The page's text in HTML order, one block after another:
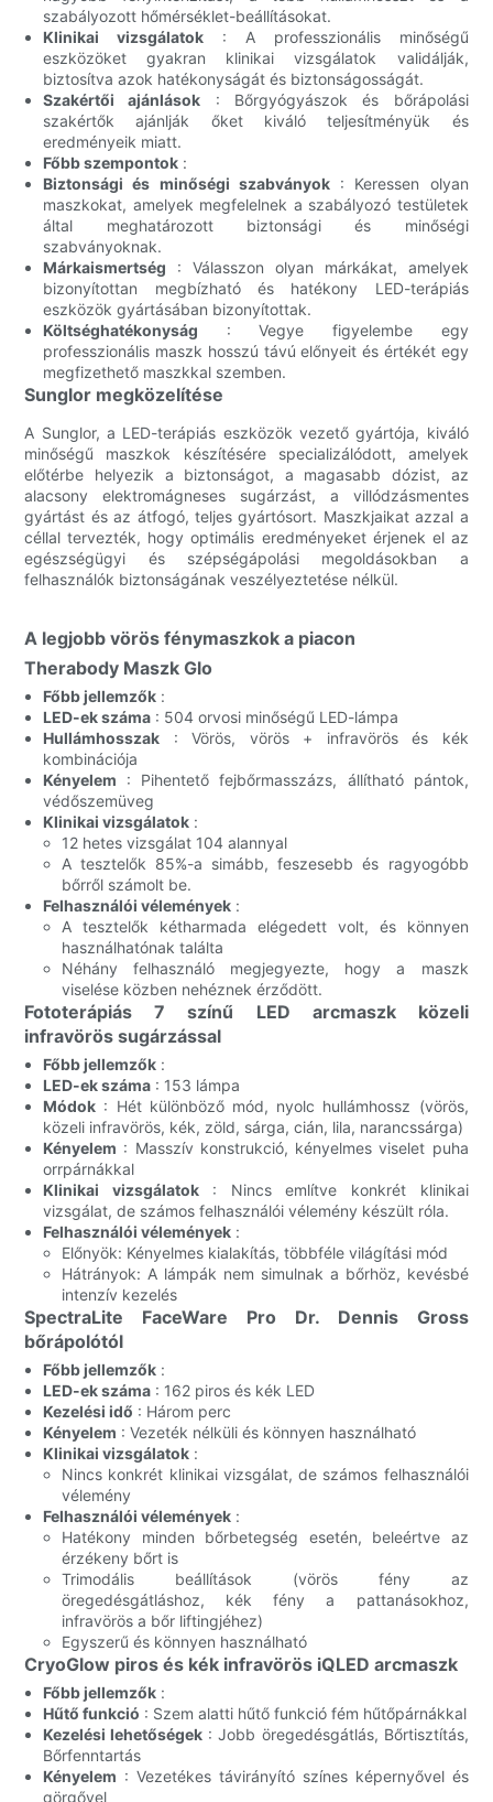
szabályozott hőmérséklet-beállításokat.
Klinikai vizsgálatok : A professzionális minőségű
eszközöket gyakran klinikai vizsgálatok validálják,
biztosítva azok hatékonyságát és biztonságosságát.
Szakértői ajánlások : Bőrgyógyászok és bőrápolási
szakértők ajánlják őket kiváló teljesítményük és
eredményeik miatt.
Főbb szempontok :
Biztonsági és minőségi szabványok: Keressen olyan
maszkokat, amelyek megfelelnek a szabályozó testületek
által meghatározott biztonsági és minőségi
szabványoknak.
Márkaismertség : Válasszon olyan márkákat, amelyek
bizonyítottan megbízható és hatékony LED-terápiás
eszközök gyártásában bizonyítottak.
Költséghatékonyság : Vegye figyelembe egy
professzionális maszk hosszú távú előnyeit és értékét egy
megfizethető maszkkal szemben.
Sunglor megközelítése
A Sunglor, a LED-terápiás eszközök vezető gyártója, kiváló
minőségű maszkok készítésére specializálódott, amelyek
előtérbe helyezik a biztonságot, a magasabb dózist, az
alacsony elektromágneses sugárzást, a villódzásmentes
gyártást és az átfogó, teljes gyártósort. Maszkjaikat azzal a
céllal tervezték, hogy optimális eredményeket érjenek el az
egészségügyi és szépségápolási megoldásokban a
felhasználók biztonságának veszélyeztetése nélkül.
A legjobb vörös fénymaszkok a piacon
Therabody Maszk Glo
Főbb jellemzők :
LED-ek száma : 504 orvosi minőségű LED-lámpa
Hullámhosszak : Vörös, vörös + infravörös és kék
kombinációja
Kényelem : Pihentető fejbőrmasszázs, állítható pántok,
védőszemüveg
Klinikai vizsgálatok :
12 hetes vizsgálat 104 alannyal
A tesztelők 85%-a simább, feszesebb és ragyogóbb
bőrről számolt be.
Felhasználói vélemények :
A tesztelők kétharmada elégedett volt, és könnyen
használhatónak találta
Néhány felhasználó megjegyezte, hogy a maszk
viselése közben nehéznek érződött.
Fototerápiás 7 színű LED arcmaszk közeli
infravörös sugárzással
Főbb jellemzők :
LED-ek száma : 153 lámpa
Módok : Hét különböző mód, nyolc hullámhossz (vörös,
közeli infravörös, kék, zöld, sárga, cián, lila, narancssárga)
Kényelem : Masszív konstrukció, kényelmes viselet puha
orrpárnákkal
Klinikai vizsgálatok: Nincs említve konkrét klinikai
vizsgálat, de számos felhasználói vélemény készült róla.
Felhasználói vélemények :
Előnyök: Kényelmes kialakítás, többféle világítási mód
Hátrányok: A lámpák nem simulnak a bőrhöz, kevésbé
intenzív kezelés
SpectraLite FaceWare Pro Dr. Dennis Gross
bőrápolótól
Főbb jellemzők :
LED-ek száma : 162 piros és kék LED
Kezelési idő : Három perc
Kényelem : Vezeték nélküli és könnyen használható
Klinikai vizsgálatok :
Nincs konkrét klinikai vizsgálat, de számos felhasználói
vélemény
Felhasználói vélemények :
Hatékony minden bőrbetegség esetén, beleértve az
érzékeny bőrt is
Trimodális beállítások (vörös fény az
öregedésgátláshoz, kék fény a pattanásokhoz,
infravörös a bőr liftingjéhez)
Egyszerű és könnyen használható
CryoGlow piros és kék infravörös iQLED arcmaszk
Főbb jellemzők :
Hűtő funkció : Szem alatti hűtő funkció fém hűtőpárnákkal
Kezelési lehetőségek : Jobb öregedésgátlás, Bőrtisztítás,
Bőrfenntartás
Kényelem : Vezetékes távirányító színes képernyővel és
görgővel